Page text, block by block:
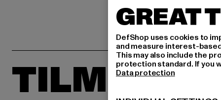
TILMELD
GREAT
DefShop uses cookies to
and measure interest-
This may also include the
protection standard. If you
Data protection